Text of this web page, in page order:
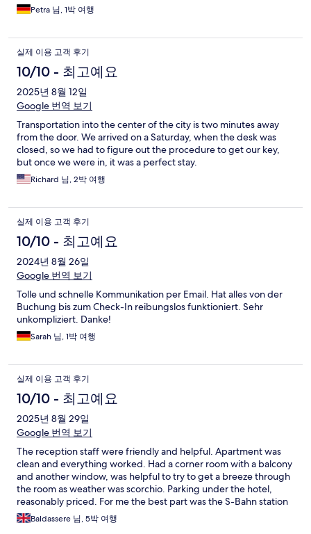
Petra 님, 1박 여행
실제 이용 고객 후기
10/10 - 최고예요
2025년 8월 12일
Google 번역 보기
Transportation into the center of the city is two minutes away
from the door. We arrived on a Saturday, when the desk was
closed, so we had to figure out the procedure to get our key,
but once we were in, it was a perfect stay.
Richard 님, 2박 여행
실제 이용 고객 후기
10/10 - 최고예요
2024년 8월 26일
Google 번역 보기
Tolle und schnelle Kommunikation per Email. Hat alles von der
Buchung bis zum Check-In reibungslos funktioniert. Sehr
unkompliziert. Danke!
Sarah 님, 1박 여행
실제 이용 고객 후기
10/10 - 최고예요
2025년 8월 29일
Google 번역 보기
The reception staff were friendly and helpful. Apartment was
clean and everything worked. Had a corner room with a balcony
and another window, was helpful to try to get a breeze through
the room as weather was scorchio. Parking under the hotel,
reasonably priced. For me the best part was the S-Bahn station
right out the front. With the doors/windows shut you dont hear
the trains.
Baldassere 님, 5박 여행